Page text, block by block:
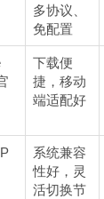
多协议、
免配置
下载便
捷，移动
端适配好
系统兼容
性好，灵
活切换节